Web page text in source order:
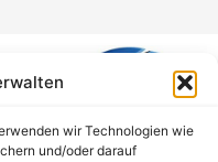
wir Technologien wie
und/oder darauf